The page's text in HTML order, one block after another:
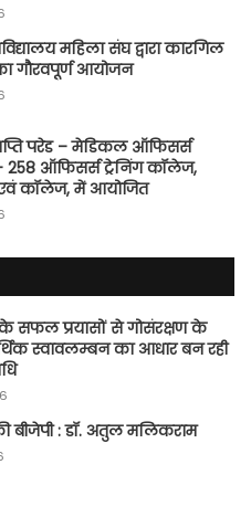
महिला संघ द्वारा कारगिल
गौरवपूर्ण आयोजन
परेड – मेडिकल ऑफिसर्स
258 ऑफिसर्स ट्रेनिंग कॉलेज,
कॉलेज, में आयोजित
सफल प्रयासों से गोसंरक्षण के
स्वावलम्बन का आधार बन रही
बीजेपी : डॉ. अतुल मलिकराम